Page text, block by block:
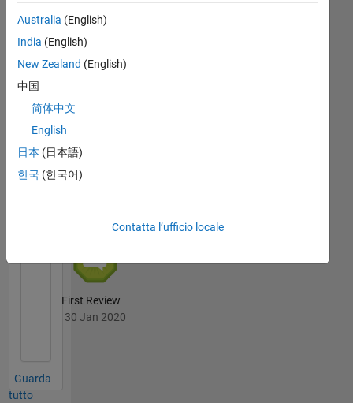
First Answer
File
Exchange
First Review
30 Jan 2020
Guarda
tutto
Australia (English)
India (English)
New Zealand (English)
中国
简体中文
English
日本 (日本語)
한국 (한국어)
Contatta l’ufficio locale